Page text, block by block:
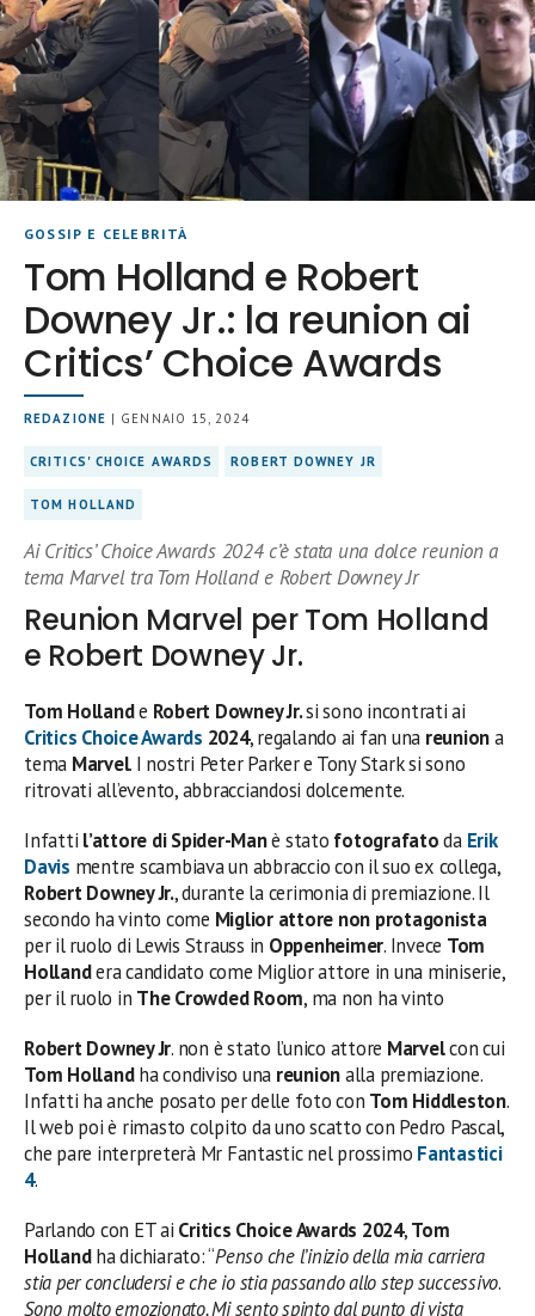
GOSSIP E CELEBRITÀ
Tom Holland e Robert
Downey Jr.: la reunion ai
Critics’ Choice Awards
REDAZIONE | GENNAIO 15, 2024
CRITICS' CHOICE AWARDS ROBERT DOWNEY JR
TOM HOLLAND
Ai Critics’ Choice Awards 2024 c’è stata una dolce reunion a
tema Marvel tra Tom Holland e Robert Downey Jr
Reunion Marvel per Tom Holland
e Robert Downey Jr.
Tom Hollande Robert Downey Jr.si sono incontrati ai
Critics Choice Awards 2024, regalando ai fan una reuniona
tema Marvel. I nostri Peter Parker e Tony Stark si sono
ritrovati all’evento, abbracciandosi dolcemente.
Infatti l’attore di Spider-Manè stato fotografatodaErik
Davis mentre scambiava un abbraccio con il suo ex collega,
Robert Downey Jr., durante la cerimonia di premiazione. Il
secondo ha vinto come Miglior attore non protagonista
per il ruolo di Lewis Strauss in Oppenheimer. Invece Tom
Hollandera candidato come Miglior attore in una miniserie,
per il ruolo in The Crowded Room, ma non ha vinto
Robert Downey Jr. non è stato l’unico attore Marvelcon cui
Tom Hollandha condiviso una reunionalla premiazione.
Infatti ha anche posato per delle foto con Tom Hiddleston.
Il web poi è rimasto colpito da uno scatto con Pedro Pascal,
che pare interpreterà Mr Fantastic nel prossimo Fantastici
4.
Parlando con ET ai Critics Choice Awards 2024,Tom
Hollandha dichiarato: “Penso che l’inizio della mia carriera
stia per concludersi e che io stia passando allo step successivo.
Sono molto emozionato. Mi sento spinto dal punto di vista